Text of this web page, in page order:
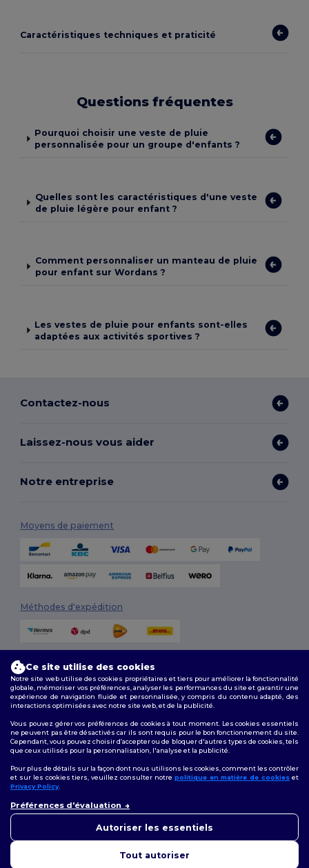
Caractéristiques techniques et praticité
Questions fréquentes
Pourquoi choisir une veste de pluie
personnalisée pour un groupe d'enfants ?
Quelles sont les caractéristiques d'une veste
de pluie légère pour enfant ?
Comment personnaliser un manteau de pluie
pour enfant sur Wordans ?
Les vestes de pluie pour enfants sont-elles
adaptées aux activités sportives ?
Contactez-nous
Laissez-nous vous aider
Notre entreprise
Moyens de paiement
Méthodes d'expédition
Conditions Générales|Politique de personnalisation |Politique de
Confidentialité
Suivez-nous
Bruxelles|Anvers|Mortsel|Malines|Lierre|Turnhout|Geel|
Hoogstraten |Bruges
Ce site utilise des cookies
Notre site web utilise des cookies propriétaires et tiers pour améliorer la fonctionnalité
globale, mémoriser vos préférences, analyser les performances du site et garantir une
expérience de navigation fluide et personnalisée, y compris du contenu adapté, des
interactions optimisées avec notre site web, et de la publicité.
Vous pouvez gérer vos préférences de cookies à tout moment. Les cookies essentiels
ne peuvent pas être désactivés car ils sont requis pour le bon fonctionnement du site.
Cependant, vous pouvez choisir d’accepter ou de bloquer d'autres types de cookies, tels
que ceux utilisés pour la personnalisation, l'analyse et la publicité.
Pour plus de détails sur la façon dont nous utilisons les cookies, comment les contrôler
et sur les cookies tiers, veuillez consulter notre politique en matière de cookies et
Privacy Policy.
Préférences d'évaluation
Autoriser les essentiels
Tout autoriser
pouvez nous contacter à tout
pour vous aider.